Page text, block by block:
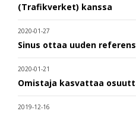
(Trafikverket) kanssa
2020-01-27
Sinus ottaa uuden
2020-01-21
Omistaja kasvattaa
2019-12-16